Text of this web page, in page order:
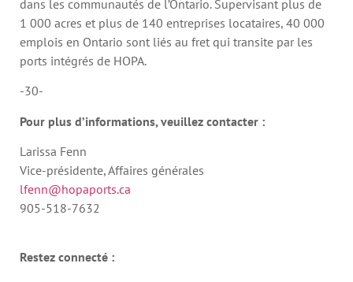
dans les communautés de l’Ontario. Supervisant plus de
1 000 acres et plus de 140 entreprises locataires, 40 000
emplois en Ontario sont liés au fret qui transite par les
ports intégrés de HOPA.
-30-
Pour plus d’informations, veuillez contacter :
Larissa Fenn
Vice-présidente, Affaires générales
lfenn@hopaports.ca
905-518-7632
Restez connecté :